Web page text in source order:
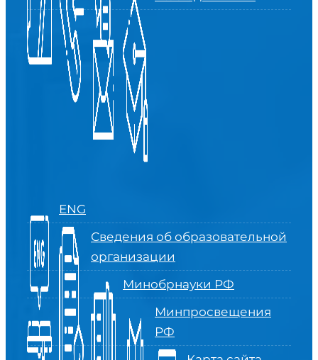
ENG
Сведения об образовательной
организации
Минобрнауки РФ
Минпросвещения
РФ